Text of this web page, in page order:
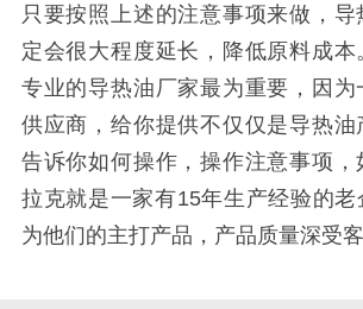
只要按照上述的注意事项来做，
定会很大程度延长，降低原料成本
专业的导热油厂家最为重要，因为
供应商，给你提供不仅仅是导热油
告诉你如何操作，操作注意事项
拉克就是一家有15年生产经验的
为他们的主打产品，产品质量深受客